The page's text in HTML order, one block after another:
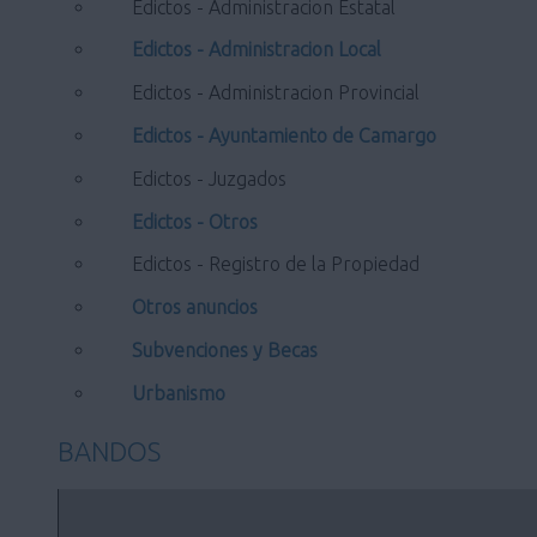
Edictos - Administracion Estatal
Edictos - Administracion Local
Edictos - Administracion Provincial
Edictos - Ayuntamiento de Camargo
Edictos - Juzgados
Edictos - Otros
Edictos - Registro de la Propiedad
Otros anuncios
Subvenciones y Becas
Urbanismo
BANDOS